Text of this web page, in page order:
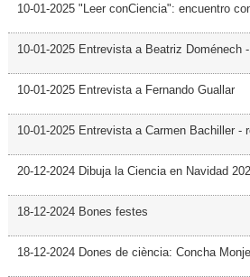
10-01-2025 "Leer conCiencia": encuentro
10-01-2025 Entrevista a Beatriz Doménech
10-01-2025 Entrevista a Fernando Guallar
10-01-2025 Entrevista a Carmen Bachiller -
20-12-2024 Dibuja la Ciencia en Navidad
18-12-2024 Bones festes
18-12-2024 Dones de ciència: Concha Monje